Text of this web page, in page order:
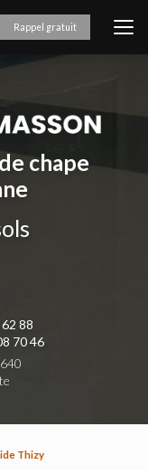
Rappel gratuit
chape
88
70 46
Thizy